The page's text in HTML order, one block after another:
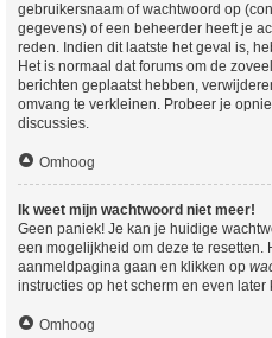
gebruikersnaam of wachtwoord op
gegevens) of een beheerder heeft je
reden. Indien dit laatste het geval is,
Het is normaal dat forums om de
berichten geplaatst hebben,
omvang te verkleinen. Probeer je
discussies.
Omhoog
Ik weet mijn wachtwoord niet meer!
Geen paniek! Je kan je huidige
een mogelijkheid om deze te resetten.
aanmeldpagina gaan en klikken op
instructies op het scherm en even
Omhoog